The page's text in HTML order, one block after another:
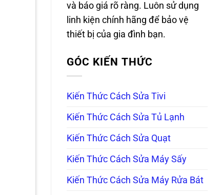
và báo giá rõ ràng. Luôn sử dụng
linh kiện chính hãng để bảo vệ
thiết bị của gia đình bạn.
GÓC KIẾN THỨC
Kiến Thức Cách Sửa Tivi
Kiến Thức Cách Sửa Tủ Lạnh
Kiến Thức Cách Sửa Quạt
Kiến Thức Cách Sửa Máy Sấy
Kiến Thức Cách Sửa Máy Rửa Bát